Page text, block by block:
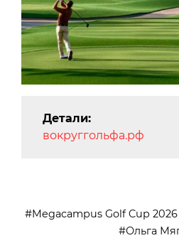
Детали:
вокруггольфа.рф
Megacampus Golf Cup 2026
Ольга